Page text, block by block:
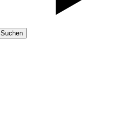
Suchen